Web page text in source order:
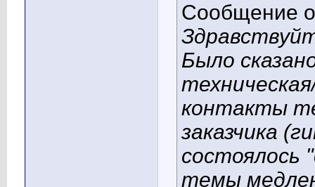
Сообщение
Было
контакты
заказчика
состоялось
темы